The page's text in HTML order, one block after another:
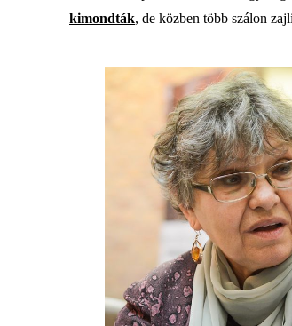
kimondták, de közben több szálon